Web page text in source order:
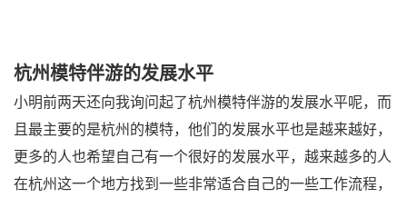
杭州模特伴游的发展水平
小明前两天还向我询问起了杭州模特伴游的发展水平呢，而
且最主要的是杭州的模特，他们的发展水平也是越来越好，
更多的人也希望自己有一个很好的发展水平，越来越多的人
在杭州这一个地方找到一些非常适合自己的一些工作流程，